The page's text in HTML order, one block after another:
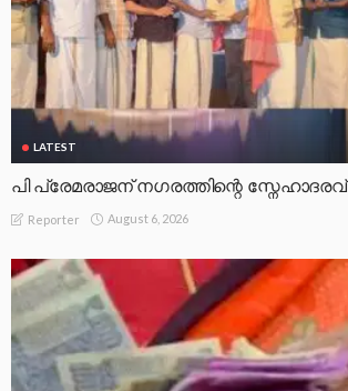
LATEST
പി പ്രേമരാജന് നഗരത്തിന്റെ സ്നേഹാദരവ്
Reporter August 6, 2026